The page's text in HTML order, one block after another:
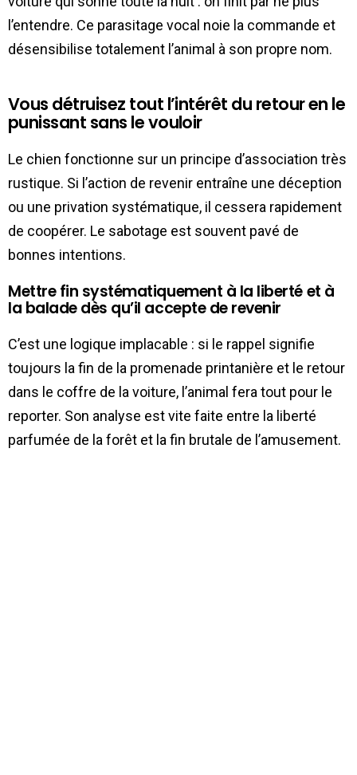
l’entendre. Ce parasitage vocal noie la commande et
désensibilise totalement l’animal à son propre nom.
Vous détruisez tout l’intérêt du retour en le
punissant sans le vouloir
Le chien fonctionne sur un principe d’association très
rustique. Si l’action de revenir entraîne une déception
ou une privation systématique, il cessera rapidement
de coopérer. Le sabotage est souvent pavé de
bonnes intentions.
Mettre fin systématiquement à la liberté et à
la balade dès qu’il accepte de revenir
C’est une logique implacable : si le rappel signifie
toujours la fin de la promenade printanière et le retour
dans le coffre de la voiture, l’animal fera tout pour le
reporter. Son analyse est vite faite entre la liberté
parfumée de la forêt et la fin brutale de l’amusement.